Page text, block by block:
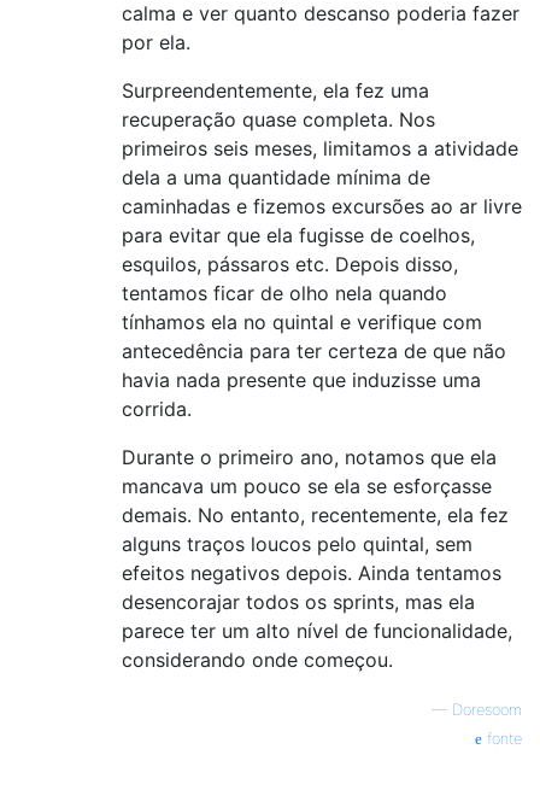
calma e ver quanto descanso poderia fazer
por ela.
Surpreendentemente, ela fez uma
recuperação quase completa. Nos
primeiros seis meses, limitamos a atividade
dela a uma quantidade mínima de
caminhadas e fizemos excursões ao ar livre
para evitar que ela fugisse de coelhos,
esquilos, pássaros etc. Depois disso,
tentamos ficar de olho nela quando
tínhamos ela no quintal e verifique com
antecedência para ter certeza de que não
havia nada presente que induzisse uma
corrida.
Durante o primeiro ano, notamos que ela
mancava um pouco se ela se esforçasse
demais. No entanto, recentemente, ela fez
alguns traços loucos pelo quintal, sem
efeitos negativos depois. Ainda tentamos
desencorajar todos os sprints, mas ela
parece ter um alto nível de funcionalidade,
considerando onde começou.
— Doresoom
fonte